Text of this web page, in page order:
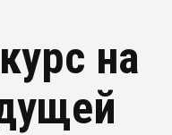
на